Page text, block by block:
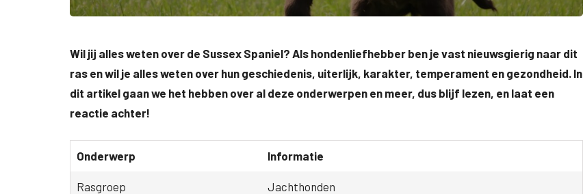
Wil jij alles weten over de Sussex Spaniel? Als hondenliefhebber ben je vast nieuwsgierig naar dit
ras en wil je alles weten over hun geschiedenis, uiterlijk, karakter, temperament en gezondheid. In
dit artikel gaan we het hebben over al deze onderwerpen en meer, dus blijf lezen, en laat een
reactie achter!
Onderwerp Informatie
Rasgroep Jachthonden